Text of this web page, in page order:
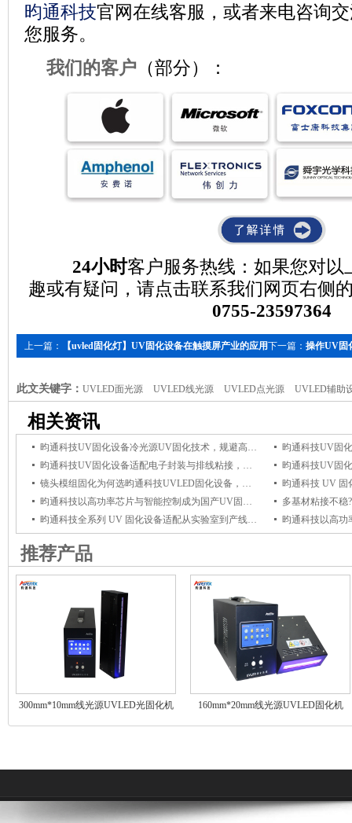
昀通科技官网在线客服，或者来电咨询
您服务。
我们的客户 （部分）：
24小时客户服务热线：如果您对
趣或有疑问，请点击联系我们网页右侧
0755-23597364
下一篇： 操作UV固
上一篇： 【uvled固化灯】UV固化设备在触摸屏产业的应用
此文关键字： UVLED面光源 UVLED线光源 UVLED点光源 UVLED辅助
相关资讯
昀通科技UV固化设备冷光源UV固化技术，规避高温影响，保障电子组件品质
昀通科技UV固化设备适配电子封装与排线粘接，冷光源UV固化杜绝高温损伤
镜头模组固化为何选昀通科技UVLED固化设备，它能保障光学粘接牢固与透光稳定
昀通科技以高功率芯片与智能控制成为国产UV固化设备优选品牌
昀通科技全系列 UV 固化设备适配从实验室到产线全场景，赋能产线高效固化
推荐产品
300mm*10mm线光源UVLED光固化机 160mm*20mm线光源UVLED固化机